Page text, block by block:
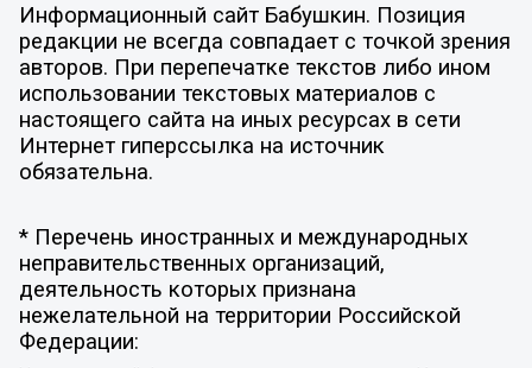
Информационный сайт Бабушкин. Позиция
редакции не всегда совпадает с точкой зрения
авторов. При перепечатке текстов либо ином
использовании текстовых материалов с
настоящего сайта на иных ресурсах в сети
Интернет гиперссылка на источник
обязательна.
* Перечень иностранных и международных
неправительственных организаций,
деятельность которых признана
нежелательной на территории Российской
Федерации: